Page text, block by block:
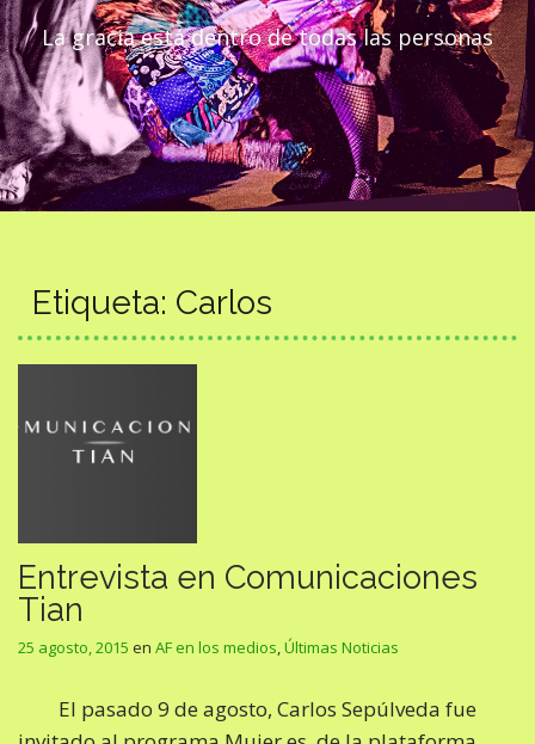
La gracia está dentro de todas las personas
Etiqueta: Carlos
Entrevista en Comunicaciones
Tian
25 agosto, 2015 en AF en los medios,Últimas Noticias
El pasado 9 de agosto, Carlos Sepúlveda fue